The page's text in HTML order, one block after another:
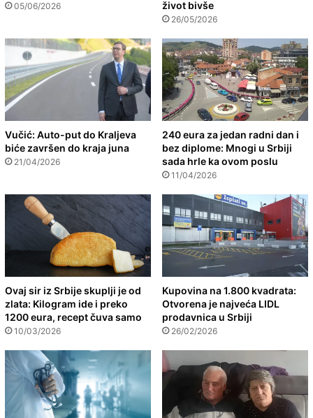
05/06/2026
život bivše
26/05/2026
Vučić: Auto-put do Kraljeva
biće završen do kraja juna
21/04/2026
240 eura za jedan radni dan i
bez diplome: Mnogi u Srbiji
sada hrle ka ovom poslu
11/04/2026
Ovaj sir iz Srbije skuplji je od
zlata: Kilogram ide i preko
1200 eura, recept čuva samo
10/03/2026
Kupovina na 1.800 kvadrata:
Otvorena je najveća LIDL
prodavnica u Srbiji
26/02/2026